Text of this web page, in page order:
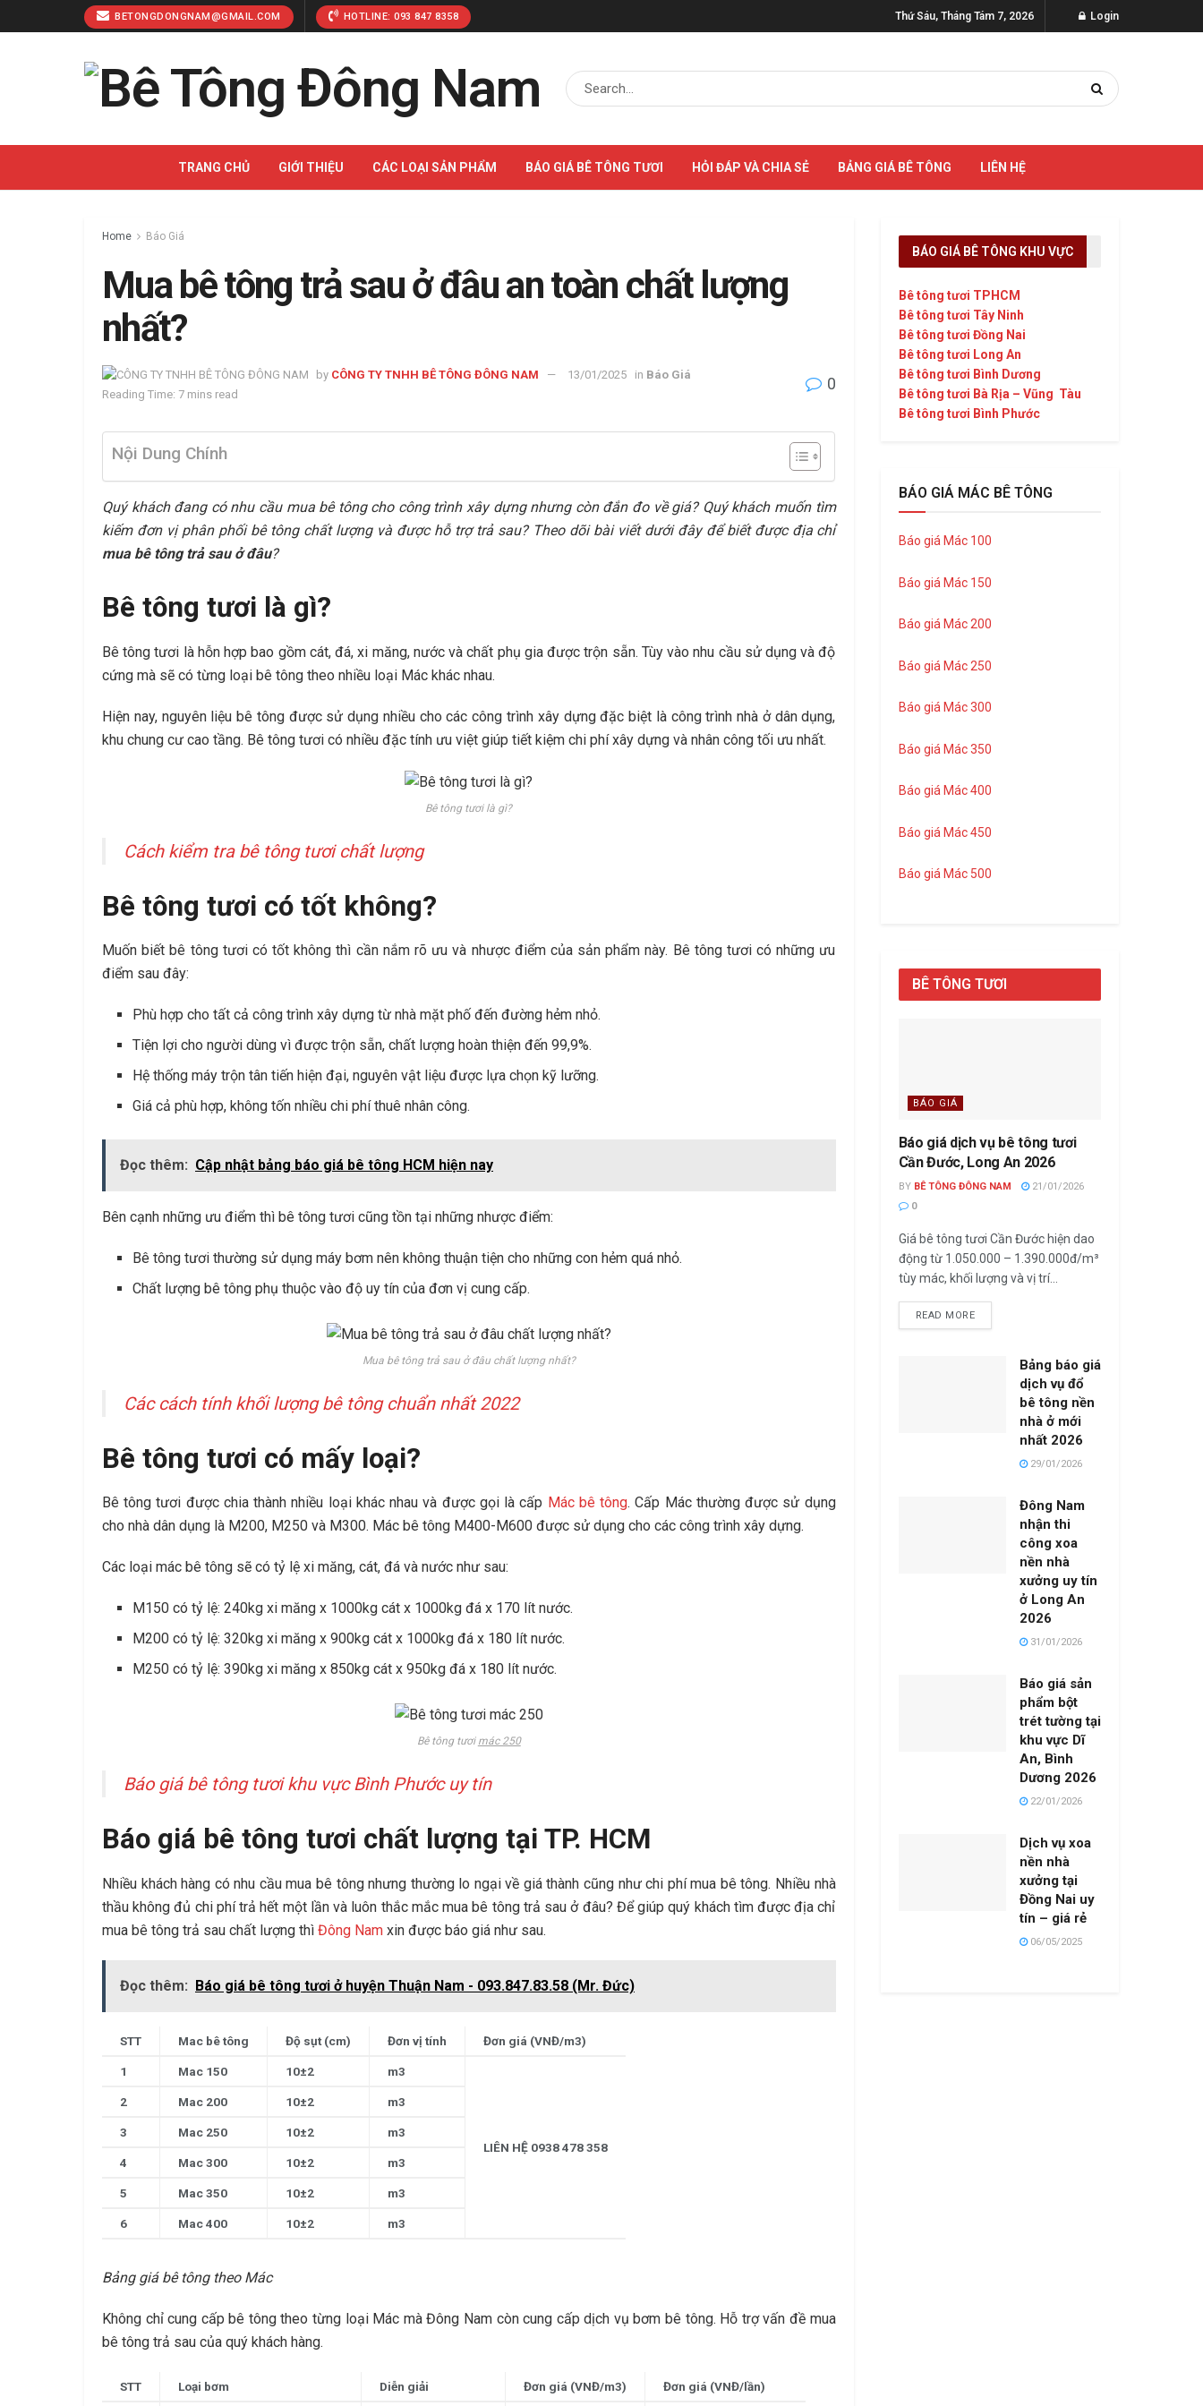
BETONGDONGNAM@GMAIL.COM HOTLINE: 093 847 8358 Thứ Sáu, Tháng Tám 7, 2026 Login
TRANG CHỦ GIỚI THIỆU CÁC LOẠI SẢN PHẨM BÁO GIÁ BÊ TÔNG TƯƠI HỎI ĐÁP VÀ CHIA SẺ BẢNG GIÁ BÊ TÔNG LIÊN HỆ
Home Báo Giá
Mua bê tông trả sau ở đâu an toàn chất lượng
nhất?
by CÔNG TY TNHH BÊ TÔNG ĐÔNG NAM 13/01/2025 in Báo Giá
Reading Time: 7 mins read
0
Nội Dung Chính
Quý khách đang có nhu cầu mua bê tông cho công trình xây dựng nhưng còn đắn đo về giá? Quý khách muốn tìm
kiếm đơn vị phân phối bê tông chất lượng và được hỗ trợ trả sau? Theo dõi bài viết dưới đây để biết được địa chỉ
mua bê tông trả sau ở đâu?
Bê tông tươi là gì?
Bê tông tươi là hỗn hợp bao gồm cát, đá, xi măng, nước và chất phụ gia được trộn sẵn. Tùy vào nhu cầu sử dụng và độ
cứng mà sẽ có từng loại bê tông theo nhiều loại Mác khác nhau.
Hiện nay, nguyên liệu bê tông được sử dụng nhiều cho các công trình xây dựng đặc biệt là công trình nhà ở dân dụng,
khu chung cư cao tầng. Bê tông tươi có nhiều đặc tính ưu việt giúp tiết kiệm chi phí xây dựng và nhân công tối ưu nhất.
Bê tông tươi là gì?
Cách kiểm tra bê tông tươi chất lượng
Bê tông tươi có tốt không?
Muốn biết bê tông tươi có tốt không thì cần nắm rõ ưu và nhược điểm của sản phẩm này. Bê tông tươi có những ưu
điểm sau đây:
Phù hợp cho tất cả công trình xây dựng từ nhà mặt phố đến đường hẻm nhỏ.
Tiện lợi cho người dùng vì được trộn sẵn, chất lượng hoàn thiện đến 99,9%.
Hệ thống máy trộn tân tiến hiện đại, nguyên vật liệu được lựa chọn kỹ lưỡng.
Giá cả phù hợp, không tốn nhiều chi phí thuê nhân công.
Đọc thêm: Cập nhật bảng báo giá bê tông HCM hiện nay
Bên cạnh những ưu điểm thì bê tông tươi cũng tồn tại những nhược điểm:
Bê tông tươi thường sử dụng máy bơm nên không thuận tiện cho những con hẻm quá nhỏ.
Chất lượng bê tông phụ thuộc vào độ uy tín của đơn vị cung cấp.
Mua bê tông trả sau ở đâu chất lượng nhất?
Các cách tính khối lượng bê tông chuẩn nhất 2022
Bê tông tươi có mấy loại?
Bê tông tươi được chia thành nhiều loại khác nhau và được gọi là cấp Mác bê tông. Cấp Mác thường được sử dụng
cho nhà dân dụng là M200, M250 và M300. Mác bê tông M400-M600 được sử dụng cho các công trình xây dựng.
Các loại mác bê tông sẽ có tỷ lệ xi măng, cát, đá và nước như sau:
M150 có tỷ lệ: 240kg xi măng x 1000kg cát x 1000kg đá x 170 lít nước.
M200 có tỷ lệ: 320kg xi măng x 900kg cát x 1000kg đá x 180 lít nước.
M250 có tỷ lệ: 390kg xi măng x 850kg cát x 950kg đá x 180 lít nước.
Bê tông tươi mác 250
Báo giá bê tông tươi khu vực Bình Phước uy tín
Báo giá bê tông tươi chất lượng tại TP. HCM
Nhiều khách hàng có nhu cầu mua bê tông nhưng thường lo ngại về giá thành cũng như chi phí mua bê tông. Nhiều nhà
thầu không đủ chi phí trả hết một lần và luôn thắc mắc mua bê tông trả sau ở đâu? Để giúp quý khách tìm được địa chỉ
mua bê tông trả sau chất lượng thì Đông Nam xin được báo giá như sau.
Đọc thêm: Báo giá bê tông tươi ở huyện Thuận Nam - 093.847.83.58 (Mr. Đức)
STT Mac bê tông Độ sụt (cm) Đơn vị tính Đơn giá (VNĐ/m3)
1 Mac 150 10±2 m3
LIÊN HỆ 0938 478 358
2 Mac 200 10±2 m3
3 Mac 250 10±2 m3
4 Mac 300 10±2 m3
5 Mac 350 10±2 m3
6 Mac 400 10±2 m3
Bảng giá bê tông theo Mác
Không chỉ cung cấp bê tông theo từng loại Mác mà Đông Nam còn cung cấp dịch vụ bơm bê tông. Hỗ trợ vấn đề mua
bê tông trả sau của quý khách hàng.
STT Loại bơm Diễn giải Đơn giá (VNĐ/m3) Đơn giá (VNĐ/lần)
BÁO GIÁ BÊ TÔNG KHU VỰC
Bê tông tươi TPHCM
Bê tông tươi Tây Ninh
Bê tông tươi Đồng Nai
Bê tông tươi Long An
Bê tông tươi Bình Dương
Bê tông tươi Bà Rịa – Vũng Tàu
Bê tông tươi Bình Phước
BÁO GIÁ MÁC BÊ TÔNG
Báo giá Mác 100
Báo giá Mác 150
Báo giá Mác 200
Báo giá Mác 250
Báo giá Mác 300
Báo giá Mác 350
Báo giá Mác 400
Báo giá Mác 450
Báo giá Mác 500
BÊ TÔNG TƯƠI
BÁO GIÁ
Báo giá dịch vụ bê tông tươi
Cần Đước, Long An 2026
BY BÊ TÔNG ĐÔNG NAM
21/01/2026
0
Giá bê tông tươi Cần Đước hiện dao
động từ 1.050.000 – 1.390.000đ/m³
tùy mác, khối lượng và vị trí...
READ MORE
Bảng báo giá
dịch vụ đổ
bê tông nền
nhà ở mới
nhất 2026
29/01/2026
Đông Nam
nhận thi
công xoa
nền nhà
xưởng uy tín
ở Long An
2026
31/01/2026
Báo giá sản
phẩm bột
trét tường tại
khu vực Dĩ
An, Bình
Dương 2026
22/01/2026
Dịch vụ xoa
nền nhà
xưởng tại
Đồng Nai uy
tín – giá rẻ
06/05/2025